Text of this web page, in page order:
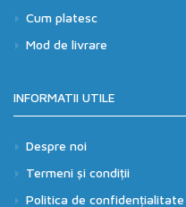
Cum platesc
Mod de livrare
INFORMATII UTILE
Despre noi
Termeni și condiții
Politica de confidențialitate